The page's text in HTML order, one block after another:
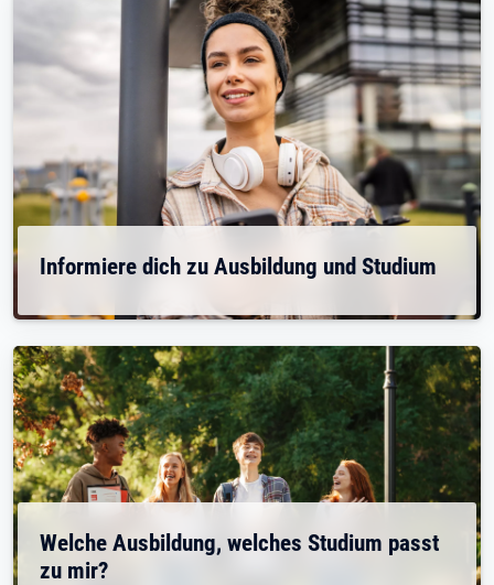
Informiere dich zu Ausbildung und Studium
Welche Ausbildung, welches Studium passt
zu mir?